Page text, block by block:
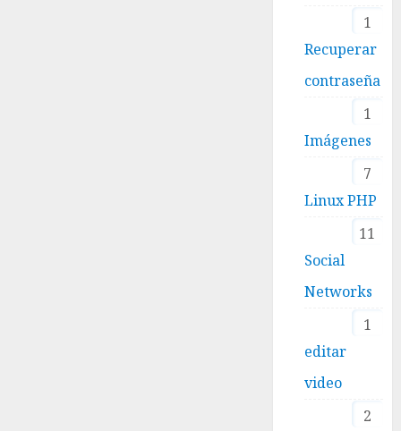
1
Recuperar
contraseña
1
Imágenes
7
Linux PHP
11
Social
Networks
1
editar
video
2